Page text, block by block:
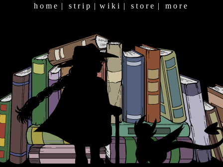
h o m e | s t r i p | w i k i | s t o r e | m o r e